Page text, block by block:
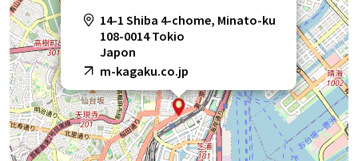
14-1 Shiba 4-chome, Minato-ku
108-0014 Tokio
Japon
m-kagaku.co.jp